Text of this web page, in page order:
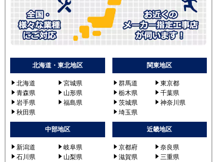
北海道・東北地区
北海道
宮城県
青森県
山形県
岩手県
福島県
秋田県
関東地区
群馬道
東京都
栃木県
千葉県
茨城県
神奈川県
埼玉県
中部地区
新潟道
岐阜県
石川県
山梨県
近畿地区
京都府
奈良県
滋賀県
三重県